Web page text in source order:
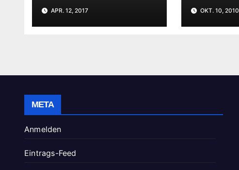
APR. 12, 2017 OKT. 10, 2010
META
Anmelden
Eintrags-Feed